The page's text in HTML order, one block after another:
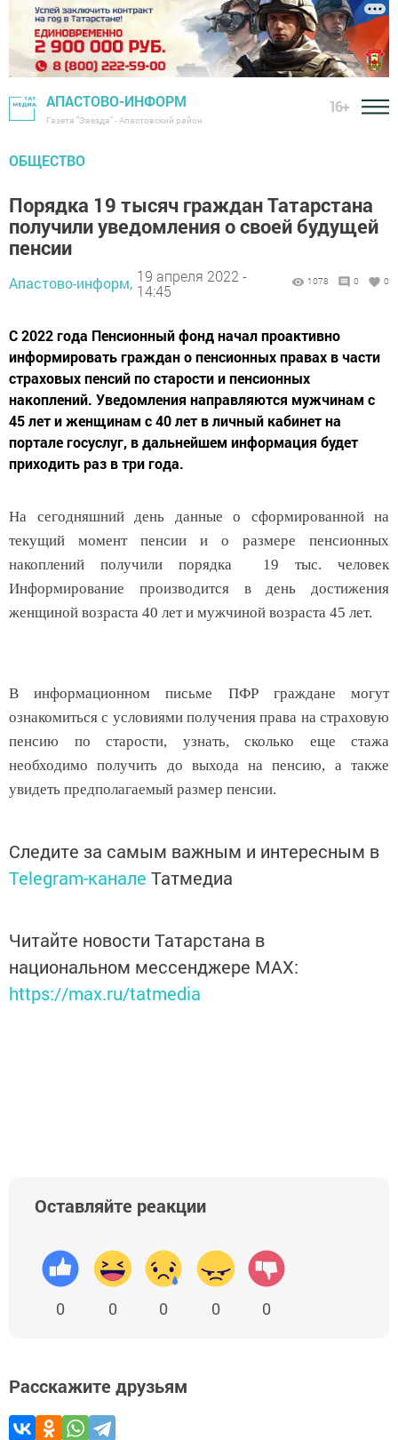
АПАСТОВО-ИНФОРМ
Газета "Звезда" - Апастовский район
16+
ОБЩЕСТВО
Порядка 19 тысяч граждан Татарстана
получили уведомления о своей будущей
пенсии
Апастово-информ, 19 апреля 2022 -
14:45
1078 0 0
С 2022 года Пенсионный фонд начал проактивно
информировать граждан о пенсионных правах в части
страховых пенсий по старости и пенсионных
накоплений. Уведомления направляются мужчинам с
45 лет и женщинам с 40 лет в личный кабинет на
портале госуслуг, в дальнейшем информация будет
приходить раз в три года.
На сегодняшний день данные о сформированной на
текущий момент пенсии и о размере пенсионных
накоплений получили порядка 19 тыс. человек
Информирование производится в день достижения
женщиной возраста 40 лет и мужчиной возраста 45 лет.
В информационном письме ПФР граждане могут
ознакомиться с условиями получения права на страховую
пенсию по старости, узнать, сколько еще стажа
необходимо получить до выхода на пенсию, а также
увидеть предполагаемый размер пенсии.
Следите за самым важным и интересным в
Telegram-канале Татмедиа
Читайте новости Татарстана в
национальном мессенджере MАХ:
https://max.ru/tatmedia
Оставляйте реакции
0 0 0 0 0
Расскажите друзьям